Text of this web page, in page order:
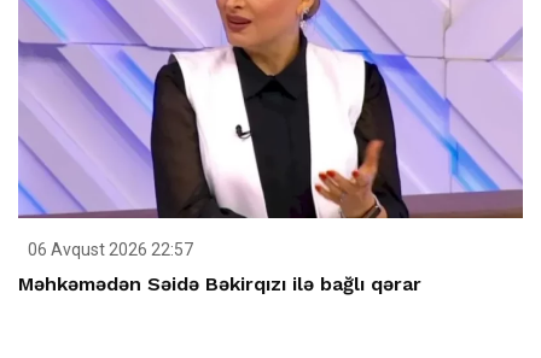
06 Avqust 2026 22:57
Məhkəmədən Səidə Bəkirqızı ilə bağlı qərar